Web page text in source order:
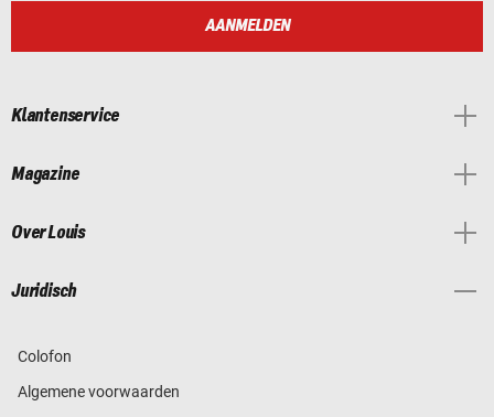
AANMELDEN
Klantenservice
Magazine
Over Louis
Juridisch
Colofon
Algemene voorwaarden